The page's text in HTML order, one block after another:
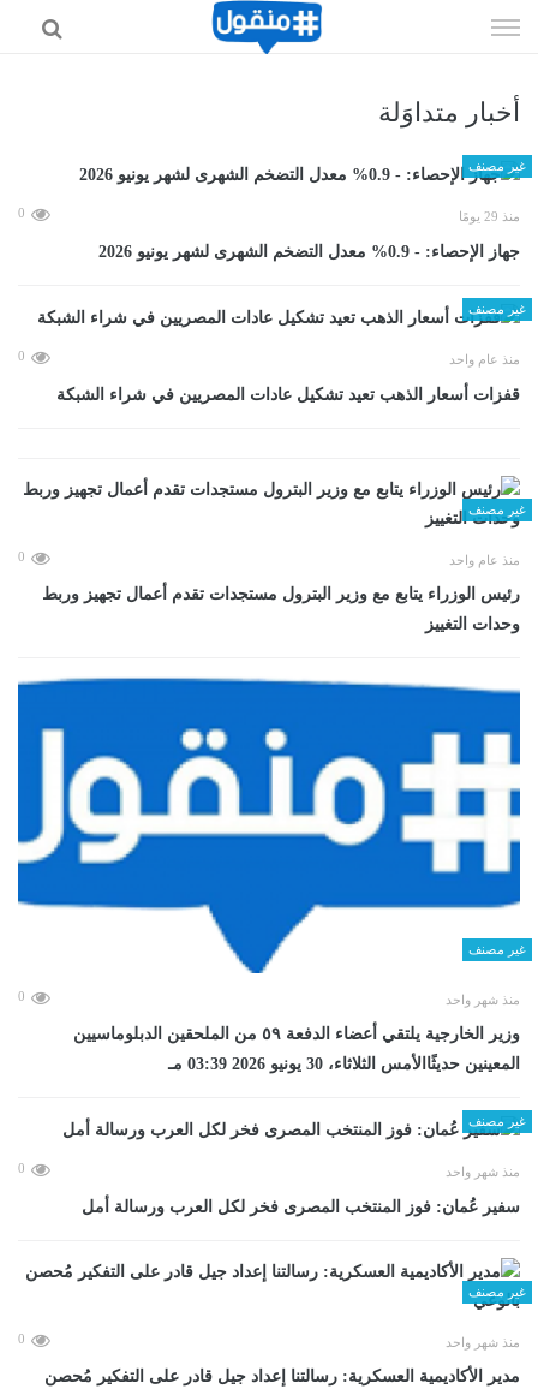
الى
أخبار متداوَلة
غير مصنف
منذ 29 يومًا 0
جهاز الإحصاء: - 0.9% معدل التضخم الشهرى لشهر يونيو 2026
غير مصنف
منذ عام واحد 0
قفزات أسعار الذهب تعيد تشكيل عادات المصريين في شراء الشبكة
غير مصنف
منذ عام واحد 0
رئيس الوزراء يتابع مع وزير البترول مستجدات تقدم أعمال تجهيز وربط
وحدات التغييز
غير مصنف
منذ شهر واحد 0
وزير الخارجية يلتقي أعضاء الدفعة ٥٩ من الملحقين الدبلوماسيين
المعينين حديثًاالأمس الثلاثاء، 30 يونيو 2026 03:39 مـ
غير مصنف
منذ شهر واحد 0
سفير عُمان: فوز المنتخب المصرى فخر لكل العرب ورسالة أمل
غير مصنف
منذ شهر واحد 0
مدير الأكاديمية العسكرية: رسالتنا إعداد جيل قادر على التفكير مُحصن